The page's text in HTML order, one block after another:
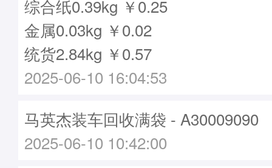
综合纸0.39kg ￥0.25
金属0.03kg ￥0.02
统货2.84kg ￥0.57
2025-06-10 16:04:53
马英杰装车回收满袋 - A30009090
2025-06-10 10:42:00